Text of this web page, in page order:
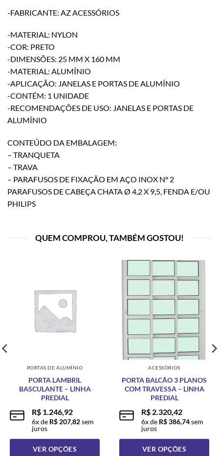
-FABRICANTE: AZ ACESSÓRIOS
-MATERIAL: NYLON
-COR: PRETO
-DIMENSÕES: 25 MM X 160 MM
-MATERIAL: ALUMÍNIO
-APLICAÇÃO: JANELAS E PORTAS DE ALUMÍNIO
-CONTÉM: 1 UNIDADE
-RECOMENDAÇÕES DE USO: JANELAS E PORTAS DE
ALUMÍNIO
CONTEÚDO DA EMBALAGEM:
– TRANQUETA
– TRAVA
– PARAFUSOS DE FIXAÇÃO EM AÇO INOX N° 2
PARAFUSOS DE CABEÇA CHATA Ø 4,2 X 9,5, FENDA E/OU
PHILIPS
QUEM COMPROU, TAMBÉM GOSTOU!
PORTAS DE ALUMÍNIO
PORTA LAMBRIL
BASCULANTE – LINHA
PREDIAL
R$1.246,92
6x de R$207,82sem
juros
VER OPÇÕES
ACESSÓRIOS
PORTA BALCÃO 3 PLANOS
COM TRAVESSA – LINHA
PREDIAL
R$2.320,42
6x de R$386,74sem
juros
VER OPÇÕES